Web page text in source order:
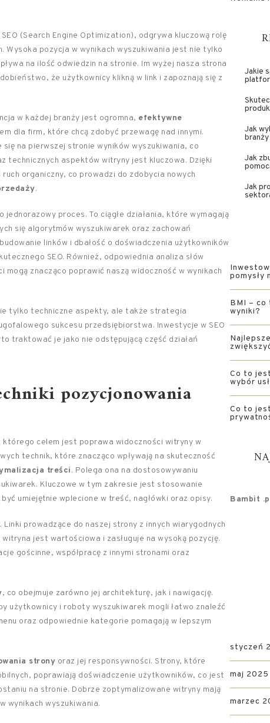
(Search Engine Optimization), odgrywa kluczową rolę
pozycja w wynikach wyszukiwania jest nie tylko
na ilość odwiedzin na stronie. Im wyżej nasza strona
że użytkownicy klikną w link i zapoznają się z
w każdej branży jest ogromna, efektywne
dla firm, które chcą zdobyć przewagę nad innymi.
na pierwszej stronie wyników wyszukiwania, co
technicznych aspektów witryny jest kluczowa. Dzięki
organiczny, co prowadzi do zdobycia nowych
.
proces. To ciągłe działania, które wymagają
się algorytmów wyszukiwarek oraz zachowań
linków i dbałość o doświadczenia użytkowników
SEO. Również, odpowiednia analiza słów
znacząco poprawić naszą widoczność w wynikach
tylko techniczne aspekty, ale także strategia
sukcesu przedsiębiorstwa. Inwestycje w SEO
traktować je jako nie odstępującą część działań
pozycjonowania
celem jest poprawa widoczności witryny w
technik, które znacząco wpływają na skuteczność
treści. Polega ona na dostosowywaniu
Kluczowe w tym zakresie jest stosowanie
umiejętnie wplecione w treść, nagłówki oraz opisy.
. Linki prowadzące do naszej strony z innych wiarygodnych
jest wartościowa i zasługuje na wysoką pozycję.
gościnne, współpracę z innymi stronami oraz
, co obejmuje zarówno jej architekturę, jak i nawigację.
użytkownicy i roboty wyszukiwarek mogli łatwo znaleźć
oraz odpowiednie kategorie pomagają w lepszym
strony oraz jej responsywności. Strony, które
poprawiają doświadczenie użytkowników, co jest
na stronie. Dobrze zoptymalizowane witryny mają
wynikach wyszukiwania.
Jakie
Jak
Jak
Jak
pomysły
BMI – co
wyniki?
Co to
wybór
Co to
Bambit
styczeń
maj 2025
marzec